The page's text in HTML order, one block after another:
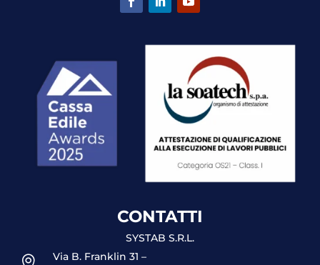
CONTATTI
SYSTAB S.R.L.
Via B. Franklin 31 –